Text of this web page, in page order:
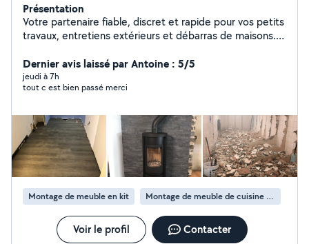
Présentation
Votre partenaire fiable, discret et rapide pour vos petits
travaux, entretiens extérieurs et débarras de maisons.
Dernier avis laissé par Antoine : 5/5
jeudi à 7h
tout c est bien passé merci
Montage de meuble en kit Montage de meuble de cuisine en kit
Voir le profil Contacter